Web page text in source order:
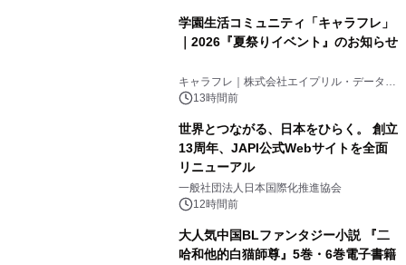
学園生活コミュニティ「キャラフレ」
｜2026『夏祭りイベント』のお知らせ
キャラフレ｜株式会社エイプリル・データ・
デザインズ
13時間前
世界とつながる、日本をひらく。 創立
13周年、JAPI公式Webサイトを全面
リニューアル
一般社団法人日本国際化推進協会
12時間前
大人気中国BLファンタジー小説 『二
哈和他的白猫師尊』5巻・6巻電子書籍